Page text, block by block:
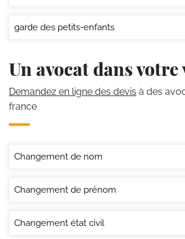
garde des petits-enfants
Un avocat dans votre
Demandez en ligne des devis à des
france
Changement de nom
Changement de prénom
Changement état civil